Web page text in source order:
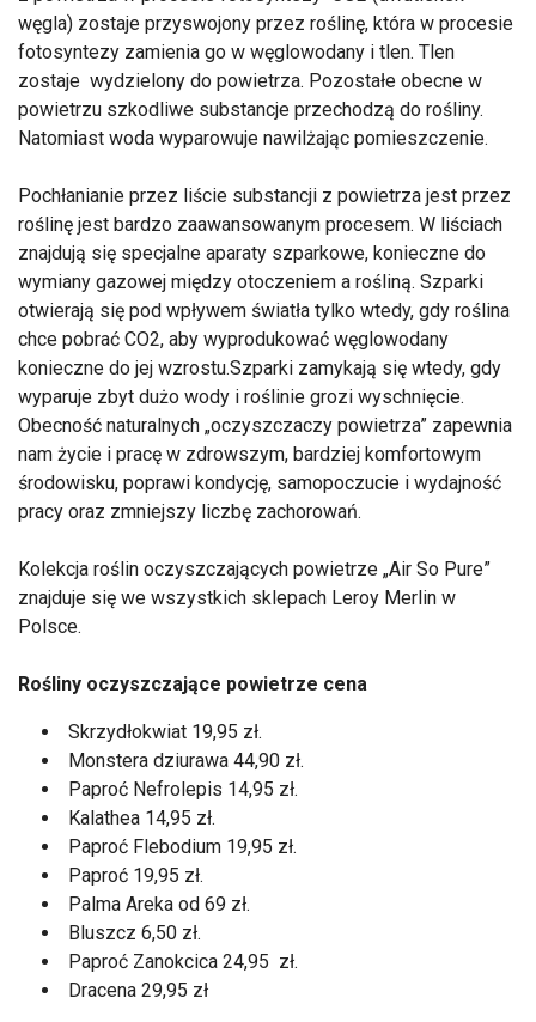
węgla) zostaje przyswojony przez roślinę, która w procesie
fotosyntezy zamienia go w węglowodany i tlen. Tlen
zostaje wydzielony do powietrza. Pozostałe obecne w
powietrzu szkodliwe substancje przechodzą do rośliny.
Natomiast woda wyparowuje nawilżając pomieszczenie.
Pochłanianie przez liście substancji z powietrza jest przez
roślinę jest bardzo zaawansowanym procesem. W liściach
znajdują się specjalne aparaty szparkowe, konieczne do
wymiany gazowej między otoczeniem a rośliną. Szparki
otwierają się pod wpływem światła tylko wtedy, gdy roślina
chce pobrać CO2, aby wyprodukować węglowodany
konieczne do jej wzrostu.Szparki zamykają się wtedy, gdy
wyparuje zbyt dużo wody i roślinie grozi wyschnięcie.
Obecność naturalnych „oczyszczaczy powietrza” zapewnia
nam życie i pracę w zdrowszym, bardziej komfortowym
środowisku, poprawi kondycję, samopoczucie i wydajność
pracy oraz zmniejszy liczbę zachorowań.
Kolekcja roślin oczyszczających powietrze „Air So Pure”
znajduje się we wszystkich sklepach Leroy Merlin w
Polsce.
Rośliny oczyszczające powietrze cena
Skrzydłokwiat 19,95 zł.
Monstera dziurawa 44,90 zł.
Paproć Nefrolepis 14,95 zł.
Kalathea 14,95 zł.
Paproć Flebodium 19,95 zł.
Paproć 19,95 zł.
Palma Areka od 69 zł.
Bluszcz 6,50 zł.
Paproć Zanokcica 24,95 zł.
Dracena 29,95 zł